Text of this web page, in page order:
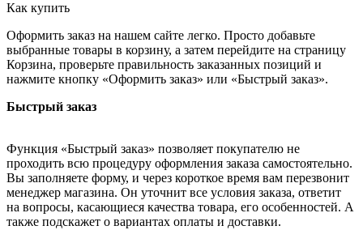
Как купить
Оформить заказ на нашем сайте легко. Просто добавьте
выбранные товары в корзину, а затем перейдите на страницу
Корзина, проверьте правильность заказанных позиций и
нажмите кнопку «Оформить заказ» или «Быстрый заказ».
Быстрый заказ
Функция «Быстрый заказ» позволяет покупателю не
проходить всю процедуру оформления заказа самостоятельно.
Вы заполняете форму, и через короткое время вам перезвонит
менеджер магазина. Он уточнит все условия заказа, ответит
на вопросы, касающиеся качества товара, его особенностей. А
также подскажет о вариантах оплаты и доставки.